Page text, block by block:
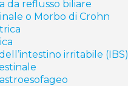
da reflusso biliare
o Morbo di Crohn
irritabile (IBS)